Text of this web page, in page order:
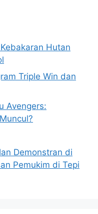
Hutan
Triple Win dan
Avengers:
Demonstran di
Pemukim di Tepi